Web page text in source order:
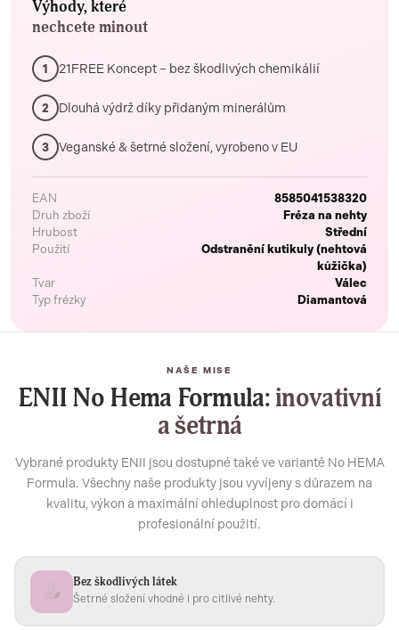
Výhody, které
nechcete minout
1 21FREE Koncept – bez škodlivých chemikálií
2 Dlouhá výdrž díky přidaným minerálům
3 Veganské & šetrné složení, vyrobeno v EU
EAN
8585041538320
Druh zboží
Fréza na nehty
Hrubost
Střední
Použití
Odstranění kutikuly (nehtová
kůžička)
Tvar
Válec
Typ frézky
Diamantová
NAŠE MISE
ENII No Hema Formula:inovativní
a šetrná
Vybrané produkty ENII jsou dostupné také ve variantě No HEMA
Formula. Všechny naše produkty jsou vyvíjeny s důrazem na
kvalitu, výkon a maximální ohleduplnost pro domácí i
profesionální použití.
Bez škodlivých látek
Šetrné složení vhodné i pro citlivé nehty.